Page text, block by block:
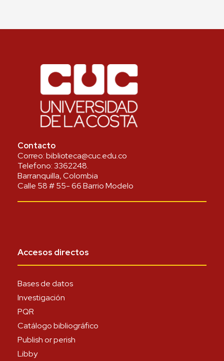
Contacto
Correo:biblioteca@cuc.edu.co
Telefono:3362248.
Barranquilla, Colombia
Calle 58 # 55- 66 Barrio Modelo
Accesos directos
Bases de datos
Investigación
PQR
Catálogo bibliográfico
Publish or perish
Libby